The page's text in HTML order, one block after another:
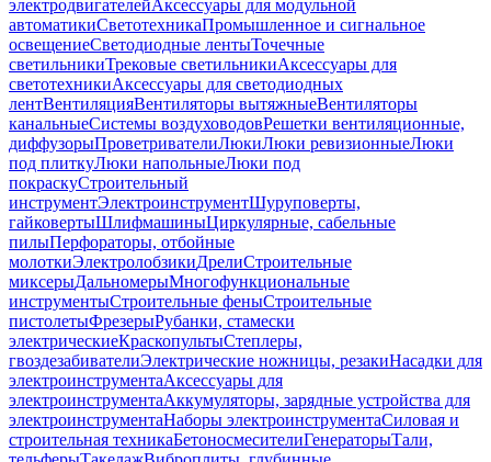
электродвигателейАксессуары для модульной
автоматикиСветотехникаПромышленное и сигнальное
освещениеСветодиодные лентыТочечные
светильникиТрековые светильникиАксессуары для
светотехникиАксессуары для светодиодных
лентВентиляцияВентиляторы вытяжныеВентиляторы
канальныеСистемы воздуховодовРешетки вентиляционные,
диффузорыПроветривателиЛюкиЛюки ревизионныеЛюки
под плиткуЛюки напольныеЛюки под
покраскуСтроительный
инструментЭлектроинструментШуруповерты,
гайковертыШлифмашиныЦиркулярные, сабельные
пилыПерфораторы, отбойные
молоткиЭлектролобзикиДрелиСтроительные
миксерыДальномерыМногофункциональные
инструментыСтроительные феныСтроительные
пистолетыФрезерыРубанки, стамески
электрическиеКраскопультыСтеплеры,
гвоздезабивателиЭлектрические ножницы, резакиНасадки для
электроинструментаАксессуары для
электроинструментаАккумуляторы, зарядные устройства для
электроинструментаНаборы электроинструментаСиловая и
строительная техникаБетоносмесителиГенераторыТали,